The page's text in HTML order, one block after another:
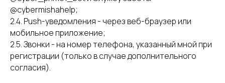
@cybermishahelp;
2.4. Push-уведомления - через веб-браузер или
мобильное приложение;
2.5. Звонки - на номер телефона, указанный мной при
регистрации (только в случае дополнительного
согласия).